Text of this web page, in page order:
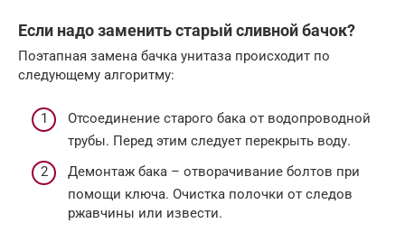
Если надо заменить старый сливной бачок?
Поэтапная замена бачка унитаза происходит по
следующему алгоритму:
Отсоединение старого бака от водопроводной
трубы. Перед этим следует перекрыть воду.
Демонтаж бака – отворачивание болтов при
помощи ключа. Очистка полочки от следов
ржавчины или извести.